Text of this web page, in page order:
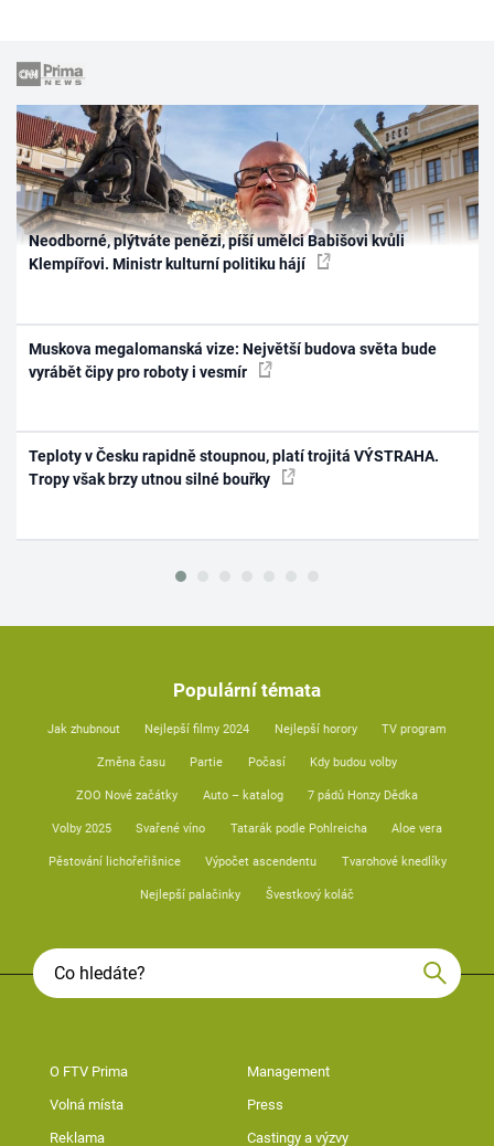
Neodborné, plýtváte penězi, píší umělci Babišovi kvůli
Klempířovi. Ministr kulturní politiku hájí
Muskova megalomanská vize: Největší budova světa bude
vyrábět čipy pro roboty i vesmír
Teploty v Česku rapidně stoupnou, platí trojitá VÝSTRAHA.
Tropy však brzy utnou silné bouřky
Populární témata
Jak zhubnout Nejlepší filmy 2024 Nejlepší horory TV program
Změna času Partie Počasí Kdy budou volby
ZOO Nové začátky Auto – katalog 7 pádů Honzy Dědka
Volby 2025 Svařené víno Tatarák podle Pohlreicha Aloe vera
Pěstování lichořeřišnice Výpočet ascendentu Tvarohové knedlíky
Nejlepší palačinky Švestkový koláč
O FTV Prima Management
Volná místa Press
Reklama Castingy a výzvy